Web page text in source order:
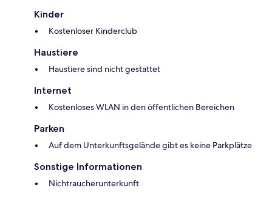
Kinder
Kostenloser Kinderclub
Haustiere
Haustiere sind nicht gestattet
Internet
Kostenloses WLAN in den öffentlichen Bereichen
Parken
Auf dem Unterkunftsgelände gibt es keine Parkplätze
Sonstige Informationen
Nichtraucherunterkunft